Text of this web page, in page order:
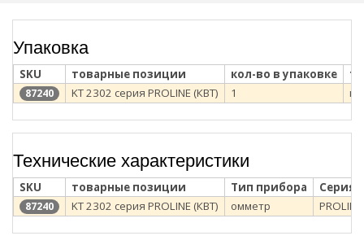
Упаковка
SKU товарные позиции кол-во в упаковке
87240 KT 2302 серия PROLINE (КВТ) 1
Технические характеристики
SKU товарные позиции Тип прибора Серия
87240 KT 2302 серия PROLINE (КВТ) омметр PROLINE